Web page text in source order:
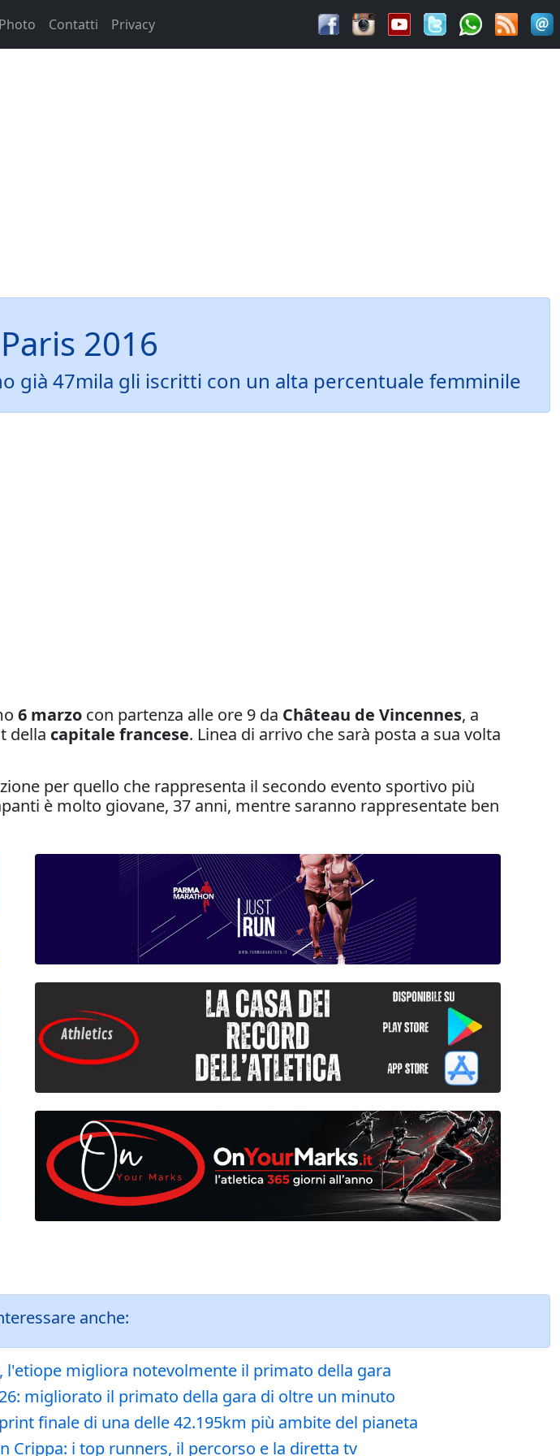
Photo Contatti Privacy
2016
già 47mila gli iscritti con un alta percentuale femminile
6 marzo con partenza alle ore 9 da Château de Vincennes, a
della capitale francese. Linea di arrivo che sarà posta a sua volta
per quello che rappresenta il secondo evento sportivo più
è molto giovane, 37 anni, mentre saranno rappresentate ben
anche:
l'etiope migliora notevolmente il primato della gara
migliorato il primato della gara di oltre un minuto
finale di una delle 42.195km più ambite del pianeta
Crippa: i top runners, il percorso e la diretta tv